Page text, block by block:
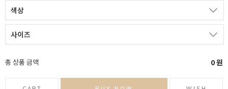
색상
사이즈
총 상품 금액 0원